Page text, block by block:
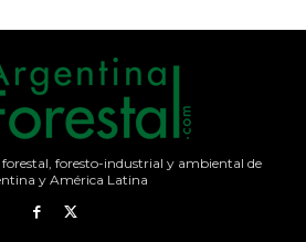
foresto-industrial y ambiental de
y América Latina